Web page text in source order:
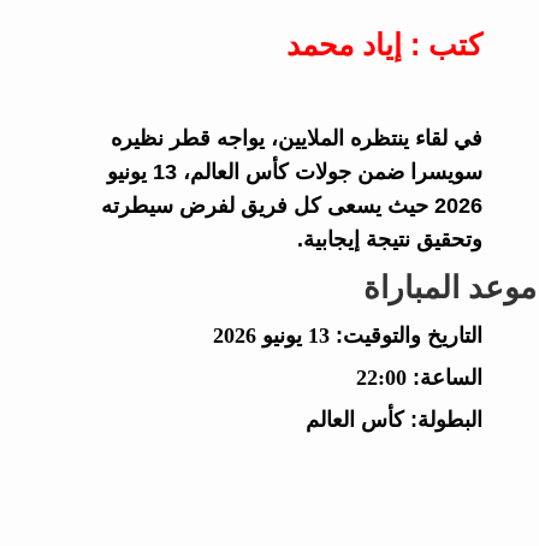
كتب : إياد محمد
في لقاء ينتظره الملايين، يواجه قطر نظيره
سويسرا ضمن جولات كأس العالم، 13 يونيو
2026 حيث يسعى كل فريق لفرض سيطرته
وتحقيق نتيجة إيجابية.
موعد المباراة
التاريخ والتوقيت: 13 يونيو 2026
الساعة: 22:00
البطولة: كأس العالم